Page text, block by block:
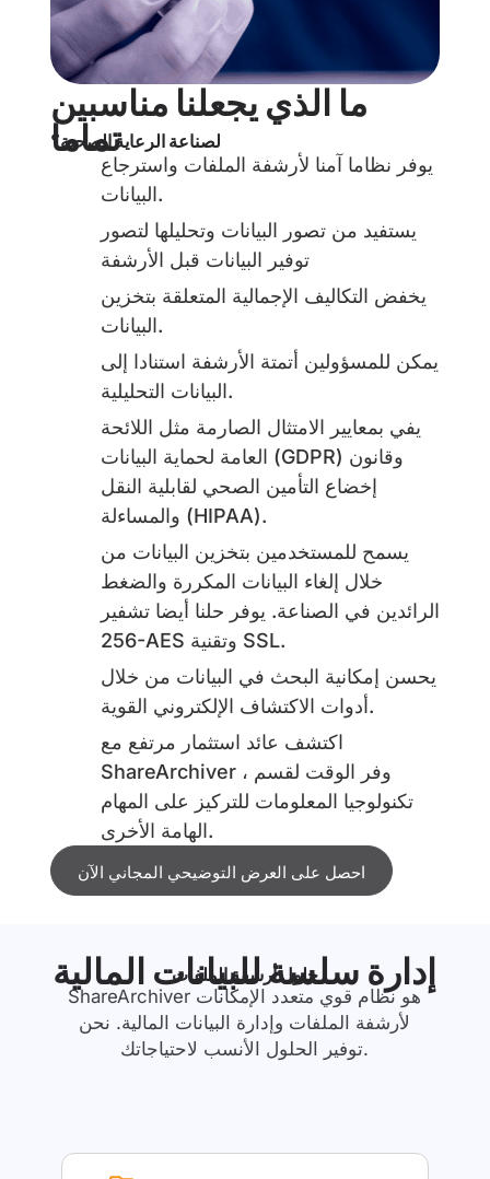
ما الذي يجعلنا مناسبين
تماما
لصناعة الرعاية الصحية؟
يوفر نظاما آمنا لأرشفة الملفات واسترجاع
البيانات.
يستفيد من تصور البيانات وتحليلها لتصور
توفير البيانات قبل الأرشفة
يخفض التكاليف الإجمالية المتعلقة بتخزين
البيانات.
يمكن للمسؤولين أتمتة الأرشفة استنادا إلى
البيانات التحليلية.
يفي بمعايير الامتثال الصارمة مثل اللائحة
العامة لحماية البيانات (GDPR) وقانون
إخضاع التأمين الصحي لقابلية النقل
والمساءلة (HIPAA).
يسمح للمستخدمين بتخزين البيانات من
خلال إلغاء البيانات المكررة والضغط
الرائدين في الصناعة. يوفر حلنا أيضا تشفير
256-AES وتقنية SSL.
يحسن إمكانية البحث في البيانات من خلال
أدوات الاكتشاف الإلكتروني القوية.
اكتشف عائد استثمار مرتفع مع
ShareArchiver ، وفر الوقت لقسم
تكنولوجيا المعلومات للتركيز على المهام
الهامة الأخرى.
احصل على العرض التوضيحي المجاني الآن
إدارة سلسة للبيانات المالية
حلول أرشفة الملفات
ShareArchiver هو نظام قوي متعدد الإمكانات
لأرشفة الملفات وإدارة البيانات المالية. نحن
توفير الحلول الأنسب لاحتياجاتك.